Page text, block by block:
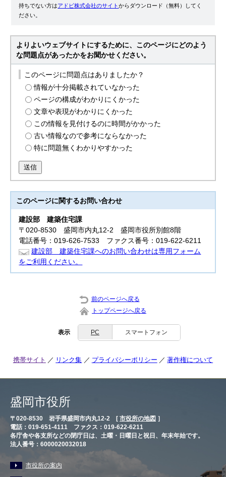
持ちでない方はアドビ株式会社のサイトからダウンロード（無料）してく
ださい。
よりよいウェブサイトにするために、このページにどのよう
な問題点があったかをお聞かせください。
このページに問題点はありましたか？
情報が十分掲載されていなかった
ページの構成がわかりにくかった
文章や表現がわかりにくかった
この情報を見付けるのに時間がかかった
古い情報なので参考にならなかった
特に問題無くわかりやすかった
送信
このページに関するお問い合わせ
建設部建築住宅課
〒020-8530 盛岡市内丸12-2 盛岡市役所別館8階
電話番号：019-626-7533 ファクス番号：019-622-6211
建設部 建築住宅課へのお問い合わせは専用フォーム
をご利用ください。
前のページへ戻る
トップページへ戻る
表示 PC スマートフォン
携帯サイト リンク集 プライバシーポリシー 著作権について
盛岡市役所
〒020-8530 岩手県盛岡市内丸12-2 [ 市役所の地図 ］
電話：019-651-4111 ファクス：019-622-6211
各庁舎や各支所などの閉庁日は、土曜・日曜日と祝日、年末年始です。
法人番号：6000020032018
市役所の案内